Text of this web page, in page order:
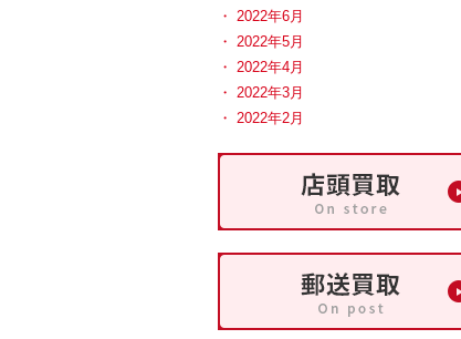
2022年6月
2022年5月
2022年4月
2022年3月
2022年2月